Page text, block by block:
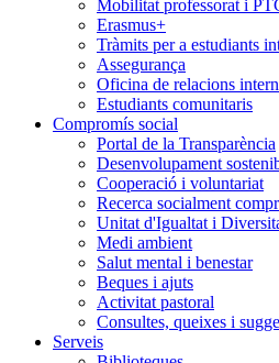
Mobilitat professorat i
Erasmus+
Tràmits per a estudiants
Assegurança
Oficina de relacions
Estudiants comunitaris
Compromís social
Portal de la Transparència
Desenvolupament
Cooperació i voluntariat
Recerca socialment
Unitat d'Igualtat i
Medi ambient
Salut mental i benestar
Beques i ajuts
Activitat pastoral
Consultes, queixes i
Serveis